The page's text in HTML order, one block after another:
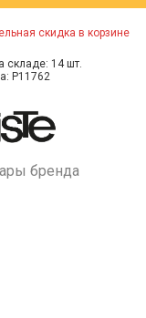
скидка в корзине
складе: 14 шт.
P11762
бренда